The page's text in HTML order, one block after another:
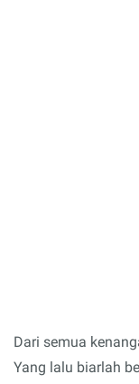
Dari semua
Yang lalu biarlah